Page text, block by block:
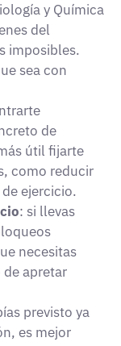
y Química
del
imposibles.
sea con
de
útil fijarte
como reducir
ejercicio.
: si llevas
necesitas
apretar
previsto ya
es mejor